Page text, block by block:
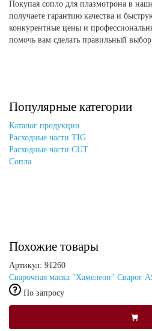
Покупая сопло для плазмотрона в
получаете гарантию качества и
конкурентные цены и
помочь вам сделать правильный выбор.
Популярные категории
Каталог продукции
Расходные части TIG
Расходные части CUT
Сопла
Похожие товары
Артикул: 91260
Сварочная маска "Хамелеон" Сварог
По запросу